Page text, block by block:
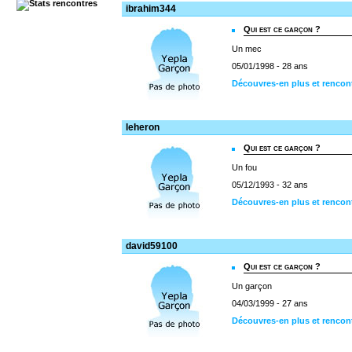
ibrahim344
Qui est ce garçon ?
Un mec
05/01/1998 - 28 ans
Découvres-en plus et
leheron
Qui est ce garçon ?
Un fou
05/12/1993 - 32 ans
Découvres-en plus et
david59100
Qui est ce garçon ?
Un garçon
04/03/1999 - 27 ans
Découvres-en plus et